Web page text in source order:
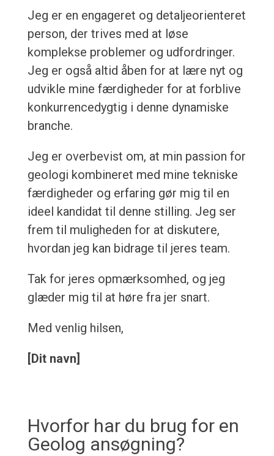
Jeg er en engageret og detaljeorienteret
person, der trives med at løse
komplekse problemer og udfordringer.
Jeg er også altid åben for at lære nyt og
udvikle mine færdigheder for at forblive
konkurrencedygtig i denne dynamiske
branche.
Jeg er overbevist om, at min passion for
geologi kombineret med mine tekniske
færdigheder og erfaring gør mig til en
ideel kandidat til denne stilling. Jeg ser
frem til muligheden for at diskutere,
hvordan jeg kan bidrage til jeres team.
Tak for jeres opmærksomhed, og jeg
glæder mig til at høre fra jer snart.
Med venlig hilsen,
[Dit navn]
Hvorfor har du brug for en
Geolog ansøgning?